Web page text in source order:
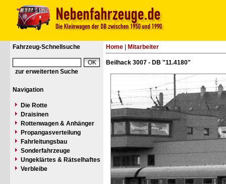
Fahrzeug-Schnellsuche
zur erweiterten Suche
Navigation
Die Rotte
Draisinen
Rottenwagen & Anhänger
Propangasverteilung
Fahrleitungsbau
Sonderfahrzeuge
Ungeklärtes & Rätselhaftes
Verbleibe
Home Mitarbeiter
Beilhack 3007 - DB "11.4180"